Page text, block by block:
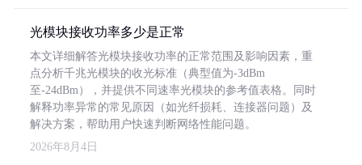
光模块接收功率多少是正常
本文详细解答光模块接收功率的正常范围及影响因素，重
点分析千兆光模块的收光标准（典型值为-3dBm
至-24dBm），并提供不同速率光模块的参考值表格。同时
解释功率异常的常见原因（如光纤损耗、连接器问题）及
解决方案，帮助用户快速判断网络性能问题。
2026年8月4日